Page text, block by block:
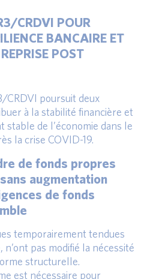
CRDVI POUR
BANCAIRE ET
POST
CRDVI poursuit deux
à la stabilité financière et
de l’économie dans le
la crise COVID-19.
de fonds propres
augmentation
de fonds
temporairement tendues
n’ont pas modifié la nécessité
structurelle.
est nécessaire pour